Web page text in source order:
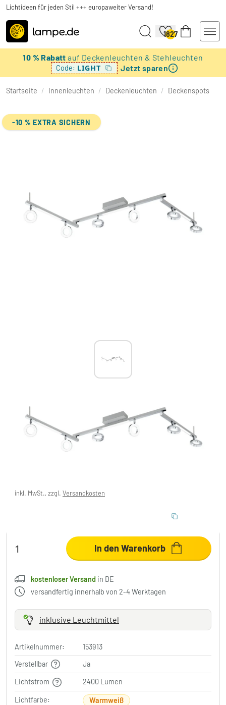
Lichtideen für jeden Stil +++ europaweiter Versand!
1827
10 % Rabattauf Deckenleuchten & Stehleuchten
Code: LIGHT Jetzt sparen
Startseite / Innenleuchten / Deckenleuchten / Deckenspots
-10 % EXTRA SICHERN
Eglo CARDILLIO 1 Deckenspot LED
Aluminium, Chrom, 6-flammig
inkl. MwSt., zzgl. Versandkosten
In den Warenkorb
kostenloser Versand in DE
versandfertig innerhalb von 2-4 Werktagen
inklusive Leuchtmittel
Artikelnummer:
153913
Verstellbar
Ja
Lichtstrom 2400 Lumen
Lichtfarbe: Warmweiß